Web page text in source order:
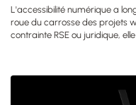
L'accessibilité numérique a
roue du carrosse des projets
contrainte RSE ou juridique, elle